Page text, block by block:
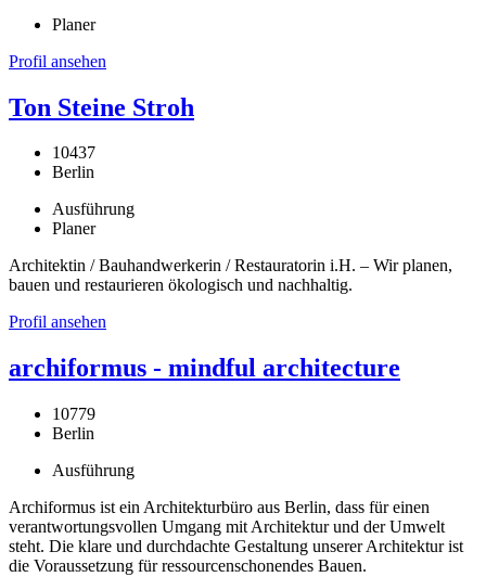
Planer
Profil ansehen
Ton Steine Stroh
10437
Berlin
Ausführung
Planer
Architektin / Bauhandwerkerin / Restauratorin i.H. – Wir planen,
bauen und restaurieren ökologisch und nachhaltig.
Profil ansehen
archiformus - mindful architecture
10779
Berlin
Ausführung
Archiformus ist ein Architekturbüro aus Berlin, dass für einen
verantwortungsvollen Umgang mit Architektur und der Umwelt
steht. Die klare und durchdachte Gestaltung unserer Architektur ist
die Voraussetzung für ressourcenschonendes Bauen.